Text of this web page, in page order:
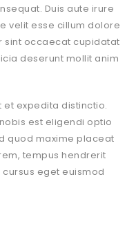
Duis aute irure
velit esse cillum dolore
sint occaecat cupidatat
deserunt mollit anim
et expedita distinctio.
est eligendi optio
quod maxime placeat
tempus hendrerit
eget euismod